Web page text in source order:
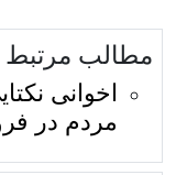
مطالب مرتبط
اخوانی
مردم در